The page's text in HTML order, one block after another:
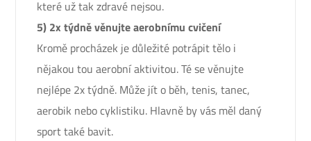
které už tak zdravé nejsou.
5) 2x týdně věnujte aerobnímu cvičení
Kromě procházek je důležité potrápit tělo i
nějakou tou aerobní aktivitou. Té se věnujte
nejlépe 2x týdně. Může jít o běh, tenis, tanec,
aerobik nebo cyklistiku. Hlavně by vás měl daný
sport také bavit.